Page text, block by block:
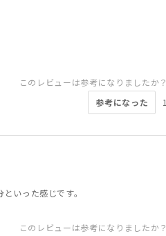
このレビューは参考になりましたか？
参考になった
1
いった感じです。
このレビューは参考になりましたか？